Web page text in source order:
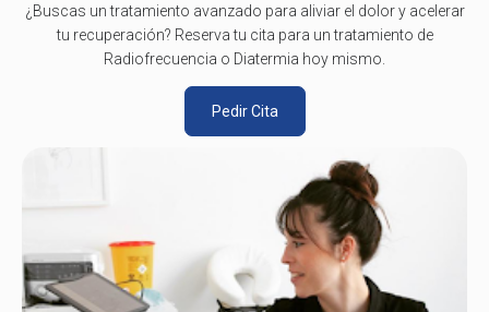
¿Buscas un tratamiento avanzado para aliviar el dolor y acelerar
tu recuperación? Reserva tu cita para un tratamiento de
Radiofrecuencia o Diatermia hoy mismo.
Pedir Cita